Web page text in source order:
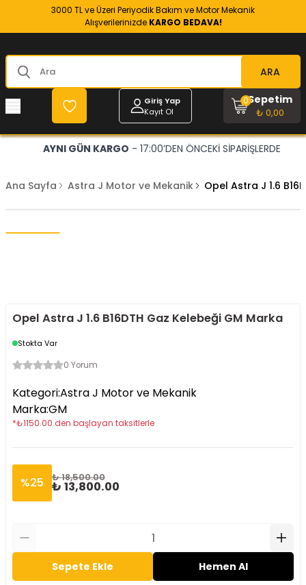
3000 TL ve Üzeri Periyodik Bakım ve Motor Mekanik
Alışverilerinizde KARGO BEDAVA!
ARA
Giriş Yap
Kayıt Ol
Sepetim
₺ 0,00
0
AYNI GÜN KARGO - 17:00’DEN ÖNCEKİ SİPARİŞLERDE
Ana Sayfa Astra J Motor ve Mekanik Opel Astra J 1.6
Opel Astra J 1.6 B16DTH Gaz Kelebeği GM Marka
Stokta Var
0 Yorum
Kategori:Astra J Motor ve Mekanik
Marka:GM
*₺1150.00 den başlayan taksitlerle
%25 ₺ 18,500.00
₺ 13,800.00
Sepete Ekle Hemen Al